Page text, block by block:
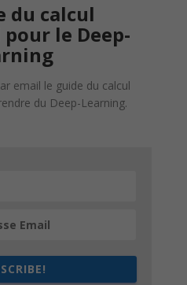
du calcul
le Deep-
email le guide du calcul
du Deep-Learning.